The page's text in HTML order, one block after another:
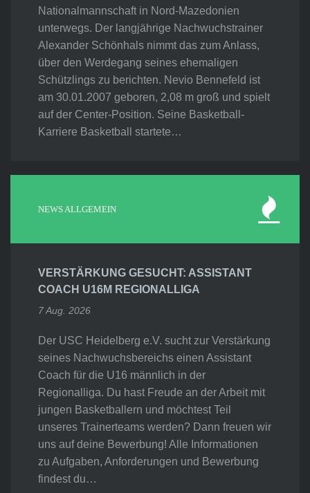
Nationalmannschaft in Nord-Mazedonien
unterwegs. Der langjährige Nachwuchstrainer
Alexander Schönhals nimmt das zum Anlass,
über den Werdegang seines ehemaligen
Schützlings zu berichten. Nevio Bennefeld ist
am 30.01.2007 geboren, 2,08 m groß und spielt
auf der Center-Position. Seine Basketball-
Karriere Basketball startete…
NEWS ALLGEMEIN
VERSTÄRKUNG GESUCHT: ASSISTANT
COACH U16M REGIONALLIGA
7 Aug. 2026
Der USC Heidelberg e.V. sucht zur Verstärkung
seines Nachwuchsbereichs einen Assistant
Coach für die U16 männlich in der
Regionalliga. Du hast Freude an der Arbeit mit
jungen Basketballern und möchtest Teil
unseres Trainerteams werden? Dann freuen wir
uns auf deine Bewerbung! Alle Informationen
zu Aufgaben, Anforderungen und Bewerbung
findest du…